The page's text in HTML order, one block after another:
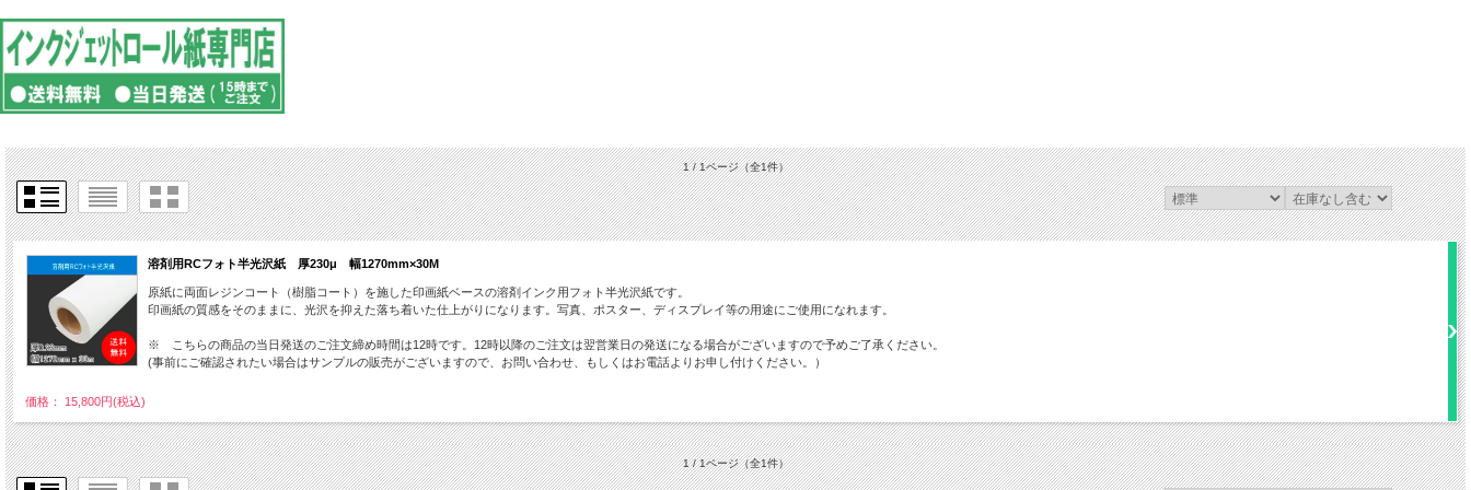
1 / 1ページ（全1件）
溶剤用RCフォト半光沢紙 厚230μ 幅1270mm×30M
原紙に両面レジンコート（樹脂コート）を施した印画紙ベースの溶剤インク用フォト半光沢紙です。
印画紙の質感をそのままに、光沢を抑えた落ち着いた仕上がりになります。写真、ポスター、ディスプレイ等の用途にご使用になれます。
※ こちらの商品の当日発送のご注文締め時間は12時です。12時以降のご注文は翌営業日の発送になる場合がございますので予めご了承ください。
(事前にご確認されたい場合はサンプルの販売がございますので、お問い合わせ、もしくはお電話よりお申し付けください。）
価格： 15,800円(税込)
1 / 1ページ（全1件）